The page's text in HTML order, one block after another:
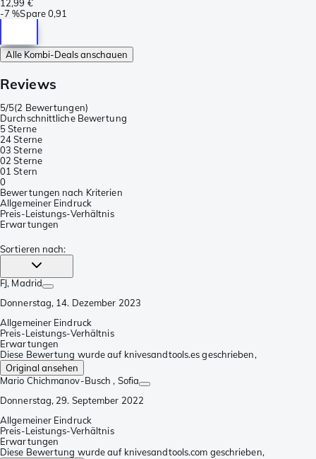
12,99 €
-7 %Spare0,91
Alle Kombi-Deals anschauen
Reviews
5/5(2 Bewertungen)
Durchschnittliche Bewertung
5 Sterne
24 Sterne
03 Sterne
02 Sterne
01 Stern
0
Bewertungen nach Kriterien
Allgemeiner Eindruck
Preis-Leistungs-Verhältnis
Erwartungen
Sortieren nach:
FJ, Madrid
Donnerstag, 14. Dezember 2023
Allgemeiner Eindruck
Preis-Leistungs-Verhältnis
Erwartungen
Diese Bewertung wurde auf knivesandtools.es geschrieben,
Original ansehen
Mario Chichmanov-Busch , Sofia
Donnerstag, 29. September 2022
Allgemeiner Eindruck
Preis-Leistungs-Verhältnis
Erwartungen
Diese Bewertung wurde auf knivesandtools.com geschrieben,